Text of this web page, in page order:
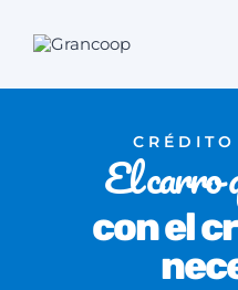
contenido
El carro
con el